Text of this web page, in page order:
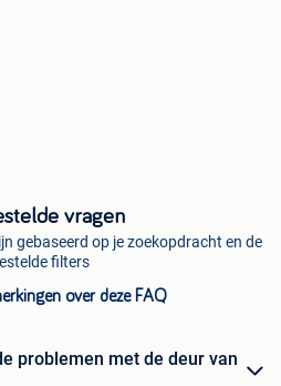
vragen
gebaseerd op je zoekopdracht en de
filters
over deze FAQ
problemen met de deur van